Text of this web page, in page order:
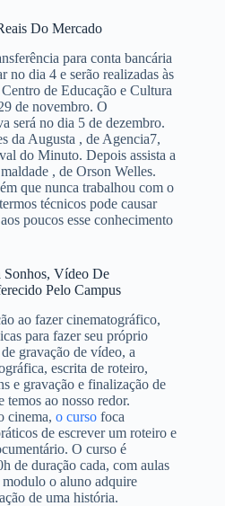
Do Mercado
para conta bancária
no dia 4 e serão realizadas às
de Educação e Cultura
de novembro. O
será no dia 5 de dezembro.
da Augusta , de Agencia7,
do Minuto. Depois assista a
, de Orson Welles.
que nunca trabalhou com o
técnicos pode causar
poucos esse conhecimento
Sonhos, Vídeo De
Pelo Campus
ao fazer cinematográfico,
para fazer seu próprio
gravação de vídeo, a
escrita de roteiro,
e gravação e finalização de
temos ao nosso redor.
cinema, o curso foca
de escrever um roteiro e
O curso é
de duração cada, com aulas
o aluno adquire
de uma história.